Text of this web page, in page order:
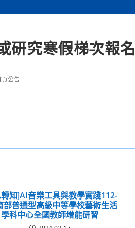
研究寒假梯次報名
頁公告
知]AI音樂工具與教學實踐112-
部普通型高級中等學校藝術生活
學科中心全國教師增能研習